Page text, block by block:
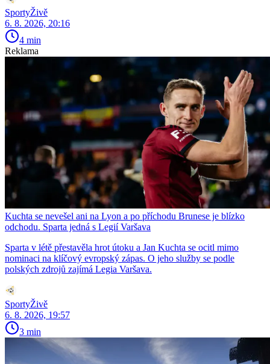
SportyŽivě
6. 8. 2026, 20:16
4 min
Reklama
Kuchta se nevešel ani na Lyon a po příchodu Brunese je blízko
odchodu. Sparta jedná s Legií Varšava
Sparta v létě přestavěla hrot útoku a Jan Kuchta se ocitl mimo
nominaci na klíčový evropský zápas. O jeho služby se podle
polských zdrojů zajímá Legia Varšava.
SportyŽivě
6. 8. 2026, 19:57
3 min